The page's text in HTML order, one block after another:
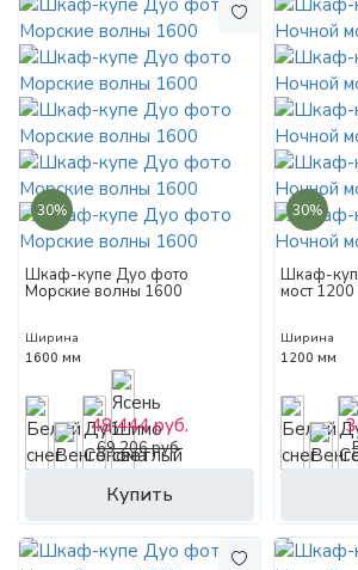
30%
Шкаф-купе Дуо фото
Морские волны 1600
Ширина
1600 мм
Купить
48 444 руб.
69 206 руб.
30%
Шкаф-
мост 1200
Ширина
1200 мм